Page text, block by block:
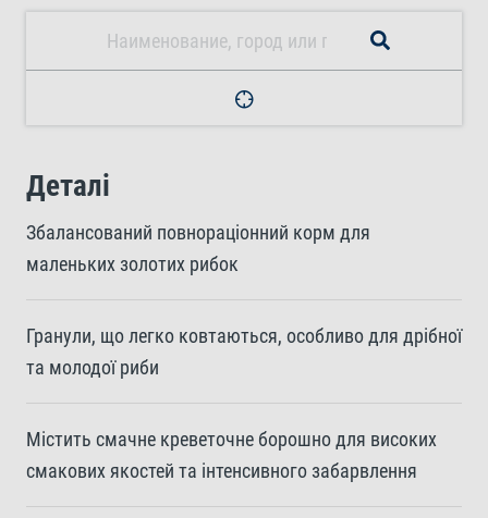
Деталі
Збалансований повнораціонний корм для
маленьких золотих рибок
Гранули, що легко ковтаються, особливо для дрібної
та молодої риби
Містить смачне креветочне борошно для високих
смакових якостей та інтенсивного забарвлення